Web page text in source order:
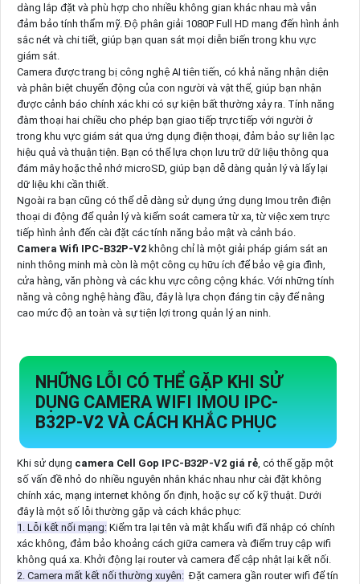
dàng lắp đặt và phù hợp cho nhiều không gian khác nhau mà vẫn
đảm bảo tính thẩm mỹ. Độ phân giải 1080P Full HD mang đến hình ảnh
sắc nét và chi tiết, giúp bạn quan sát mọi diễn biến trong khu vực
giám sát.
Camera được trang bị công nghệ AI tiên tiến, có khả năng nhận diện
và phân biệt chuyển động của con người và vật thể, giúp bạn nhận
được cảnh báo chính xác khi có sự kiện bất thường xảy ra. Tính năng
đàm thoại hai chiều cho phép bạn giao tiếp trực tiếp với người ở
trong khu vực giám sát qua ứng dụng điện thoại, đảm bảo sự liên lạc
hiệu quả và thuận tiện. Bạn có thể lựa chọn lưu trữ dữ liệu thông qua
đám mây hoặc thẻ nhớ microSD, giúp bạn dễ dàng quản lý và lấy lại
dữ liệu khi cần thiết.
Ngoài ra bạn cũng có thể dễ dàng sử dụng ứng dụng Imou trên điện
thoại di động để quản lý và kiểm soát camera từ xa, từ việc xem trực
tiếp hình ảnh đến cài đặt các tính năng bảo mật và cảnh báo.
Camera Wifi IPC-B32P-V2không chỉ là một giải pháp giám sát an
ninh thông minh mà còn là một công cụ hữu ích để bảo vệ gia đình,
cửa hàng, văn phòng và các khu vực công cộng khác. Với những tính
năng và công nghệ hàng đầu, đây là lựa chọn đáng tin cậy để nâng
cao mức độ an toàn và sự tiện lợi trong quản lý an ninh.
NHỮNG LỖI CÓ THỂ GẶP KHI SỬ
DỤNG CAMERA WIFI IMOU IPC-
B32P-V2 VÀ CÁCH KHẮC PHỤC
Khi sử dụng camera Cell Gop IPC-B32P-V2 giá rẻ, có thể gặp một
số vấn đề nhỏ do nhiều nguyên nhân khác nhau như cài đặt không
chính xác, mạng internet không ổn định, hoặc sự cố kỹ thuật. Dưới
đây là một số lỗi thường gặp và cách khắc phục:
1. Lỗi kết nối mạng:Kiểm tra lại tên và mật khẩu wifi đã nhập có chính
xác không, đảm bảo khoảng cách giữa camera và điểm truy cập wifi
không quá xa. Khởi động lại router và camera để cập nhật lại kết nối.
2. Camera mất kết nối thường xuyên:Đặt camera gần router wifi để tín